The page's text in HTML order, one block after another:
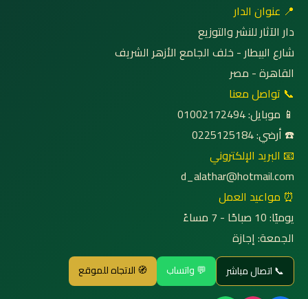
📍 عنوان الدار
دار الآثار للنشر والتوزيع
شارع البيطار - خلف الجامع الأزهر الشريف
القاهرة - مصر
📞 تواصل معنا
📱 موبايل: 01002172494
☎️ أرضي: 0225125184
📧 البريد الإلكتروني
d_alathar@hotmail.com
⏰ مواعيد العمل
يوميًا: 10 صباحًا - 7 مساءً
الجمعة: إجازة
📞 اتصال مباشر 💬 واتساب 🧭 الاتجاه للموقع